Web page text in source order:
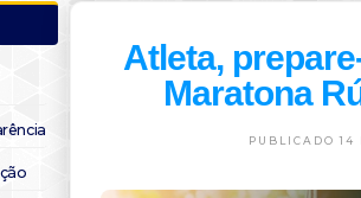
Atleta,
Maratona
PUBLICADO 14